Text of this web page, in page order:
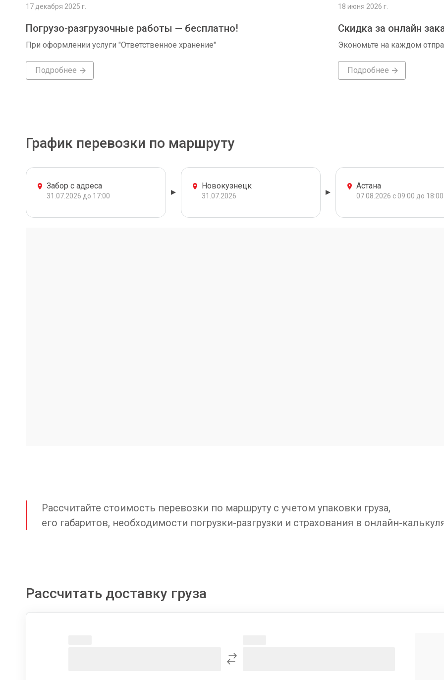
17 декабря 2025 г.
Погрузо-разгрузочные работы — бесплатно!
При оформлении услуги "Ответственное хранение"
Подробнее
18 июня 2026 г.
Скидка за онлайн
Экономьте на каждом
Подробнее
График перевозки по маршруту
Забор с адреса
31.07.2026 до 17:00
Новокузнецк
31.07.2026
Астана
07.08.2026 с 09:00 до 18:00
Рассчитайте стоимость перевозки по маршруту с учетом упаковки груза,
его габаритов, необходимости погрузки-разгрузки и страхования в онлайн-
Рассчитать доставку груза